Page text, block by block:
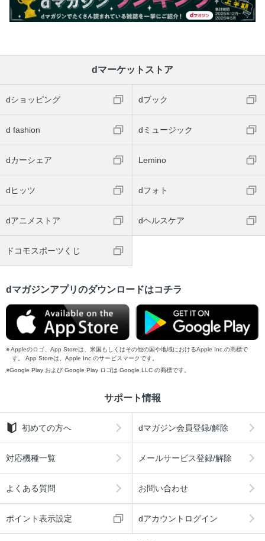
dマーケットストア
dショッピング dブック
d fashion dミュージック
dカーシェア Lemino
dヒッツ dフォト
dアニメストア dヘルスケア
ドコモスポーツくじ
dマガジンアプリのダウンロードはコチラ
Appleのロゴ、App Storeは、米国もしくはその他の国や地域におけるApple Inc.の商標で
す。 App Storeは、Apple Inc.のサービスマークです。
Google Play および Google Play ロゴは Google LLC の商標です。
サポート情報
初めての方へ dマガジン会員登録/解除
対応機種一覧 メールサービス登録/解除
よくある質問 お問い合わせ
ポイント表示設定 dアカウントログイン